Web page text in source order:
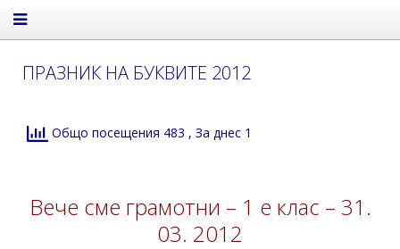
ПРАЗНИК НА БУКВИТЕ 2012
Общо посещения 483 , За днес 1
Вече сме грамотни – 1 е клас – 31.
03. 2012